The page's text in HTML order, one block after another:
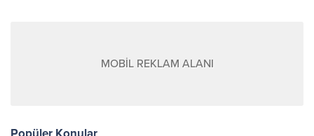
MOBİL REKLAM ALANI